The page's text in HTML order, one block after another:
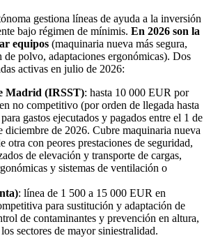
gestiona líneas de ayuda a la inversión
bajo régimen de mínimis. En 2026 son la
equipos (maquinaria nueva más segura,
de polvo, adaptaciones ergonómicas). Dos
activas en julio de 2026:
Madrid (IRSST): hasta 10 000 EUR por
no competitivo (por orden de llegada hasta
gastos ejecutados y pagados entre el 1 de
diciembre de 2026. Cubre maquinaria nueva
otra con peores prestaciones de seguridad,
de elevación y transporte de cargas,
y sistemas de ventilación o
: línea de 1 500 a 15 000 EUR en
para sustitución y adaptación de
de contaminantes y prevención en altura,
sectores de mayor siniestralidad.